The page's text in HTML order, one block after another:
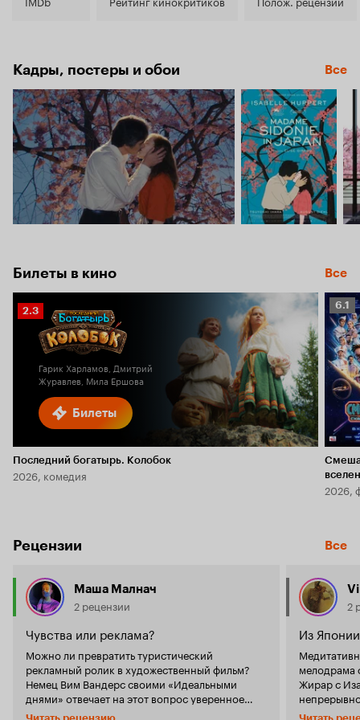
Кадры, постеры и обои Все
Билеты в кино Все
Билеты
Рейтинг
Кинопоиска
2.3
Гарик Харламов, Дмитрий
Журавлев, Мила Ершова
Последний богатырь. Колобок
2026, комедия
6.1
6.1
2026,
Рецензии Все
Маша Малнач
2 рецензии
Чувства или реклама?
Можно ли превратить туристический
рекламный ролик в художественный фильм?
Немец Вим Вандерс своими «Идеальными
днями» отвечает на этот вопрос уверенное
«да», легко и играючи. Француженка Элиз
2
Из
мелодрама
Жирар с
пейзажами